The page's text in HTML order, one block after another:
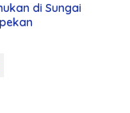
di Sungai